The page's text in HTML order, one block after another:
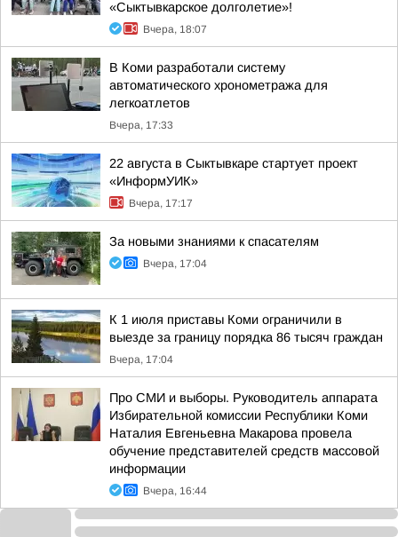
«Сыктывкарское долголетие»!
Вчера, 18:07
В Коми разработали систему
автоматического хронометража для
легкоатлетов
Вчера, 17:33
22 августа в Сыктывкаре стартует проект
«ИнформУИК»
Вчера, 17:17
За новыми знаниями к спасателям
Вчера, 17:04
К 1 июля приставы Коми ограничили в
выезде за границу порядка 86 тысяч граждан
Вчера, 17:04
Про СМИ и выборы. Руководитель аппарата
Избирательной комиссии Республики Коми
Наталия Евгеньевна Макарова провела
обучение представителей средств массовой
информации
Вчера, 16:44